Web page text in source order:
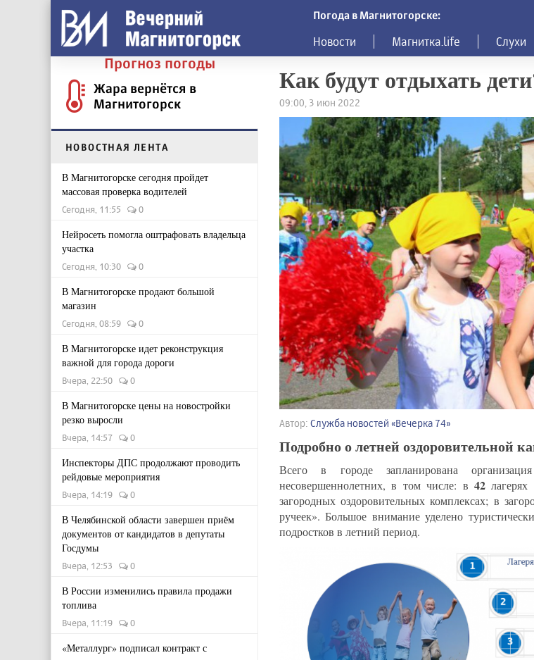
Погода в Магнитогорске:
Новости Магнитка.life Слухи
Прогноз погоды
Жара вернётся в
Магнитогорск
НОВОСТНАЯ ЛЕНТА
В Магнитогорске сегодня пройдет
массовая проверка водителей
Сегодня, 11:55 0
Нейросеть помогла оштрафовать владельца
участка
Сегодня, 10:30 0
В Магнитогорске продают большой
магазин
Сегодня, 08:59 0
В Магнитогорске идет реконструкция
важной для города дороги
Вчера, 22:50 0
В Магнитогорске цены на новостройки
резко выросли
Вчера, 14:57 0
Инспекторы ДПС продолжают проводить
рейдовые мероприятия
Вчера, 14:19 0
В Челябинской области завершен приём
документов от кандидатов в депутаты
Госдумы
Вчера, 12:53 0
В России изменились правила продажи
топлива
Вчера, 11:19 0
«Металлург» подписал контракт с
Как будут отдыхать
09:00, 3 июн 2022
Автор: Служба новостей «Вечерка 74»
Подробно о летней оздоровительной
Всего в городе запланирована
несовершеннолетних, в том числе: в 42
загородных оздоровительных комплексах; в
ручеек». Большое внимание уделено
подростков в летний период.